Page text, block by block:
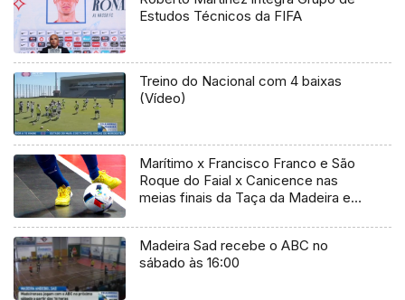
Estudos Técnicos da FIFA
Treino do Nacional com 4 baixas
(Vídeo)
Marítimo x Francisco Franco e São
Roque do Faial x Canicence nas
meias finais da Taça da Madeira em
Madeira Sad recebe o ABC no
sábado às 16:00